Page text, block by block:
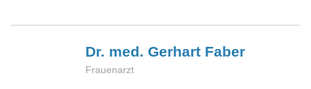
Dr. med. Gerhart Faber
Frauenarzt